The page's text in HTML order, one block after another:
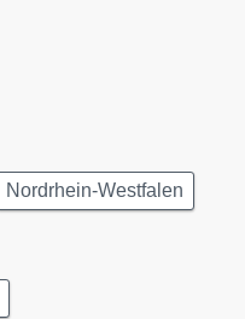
Nordrhein-Westfalen